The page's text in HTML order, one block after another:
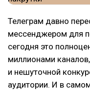
Телеграм давно
мессенджером для
сегодня это
миллионами
и нешуточной
аудитории. И в